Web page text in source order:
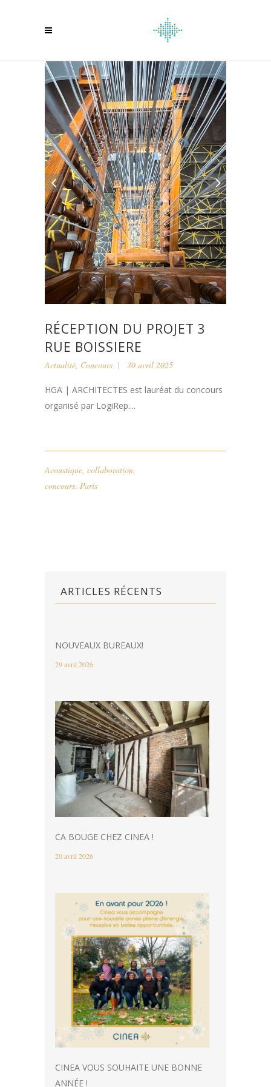
RÉCEPTION DU PROJET 3
RUE BOISSIERE
Actualité, Concours 30 avril 2025
HGA | ARCHITECTES est lauréat du concours
organisé par LogiRep....
Acoustique, collaboration,
concours, Paris
ARTICLES RÉCENTS
NOUVEAUX BUREAUX!
29 avril 2026
CA BOUGE CHEZ CINEA !
20 avril 2026
CINEA VOUS SOUHAITE UNE BONNE
ANNÉE !